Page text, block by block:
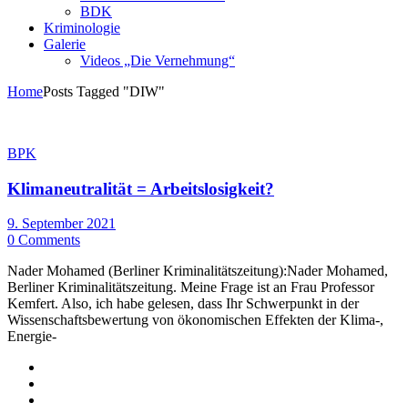
BDK
Kriminologie
Galerie
Videos „Die Vernehmung“
HomePosts Tagged "DIW"
BPK
Klimaneutralität = Arbeitslosigkeit?
9. September 2021
0 Comments
Nader Mohamed (Berliner Kriminalitätszeitung):Nader Mohamed,
Berliner Kriminalitätszeitung. Meine Frage ist an Frau Professor
Kemfert. Also, ich habe gelesen, dass Ihr Schwerpunkt in der
Wissenschaftsbewertung von ökonomischen Effekten der Klima-,
Energie-